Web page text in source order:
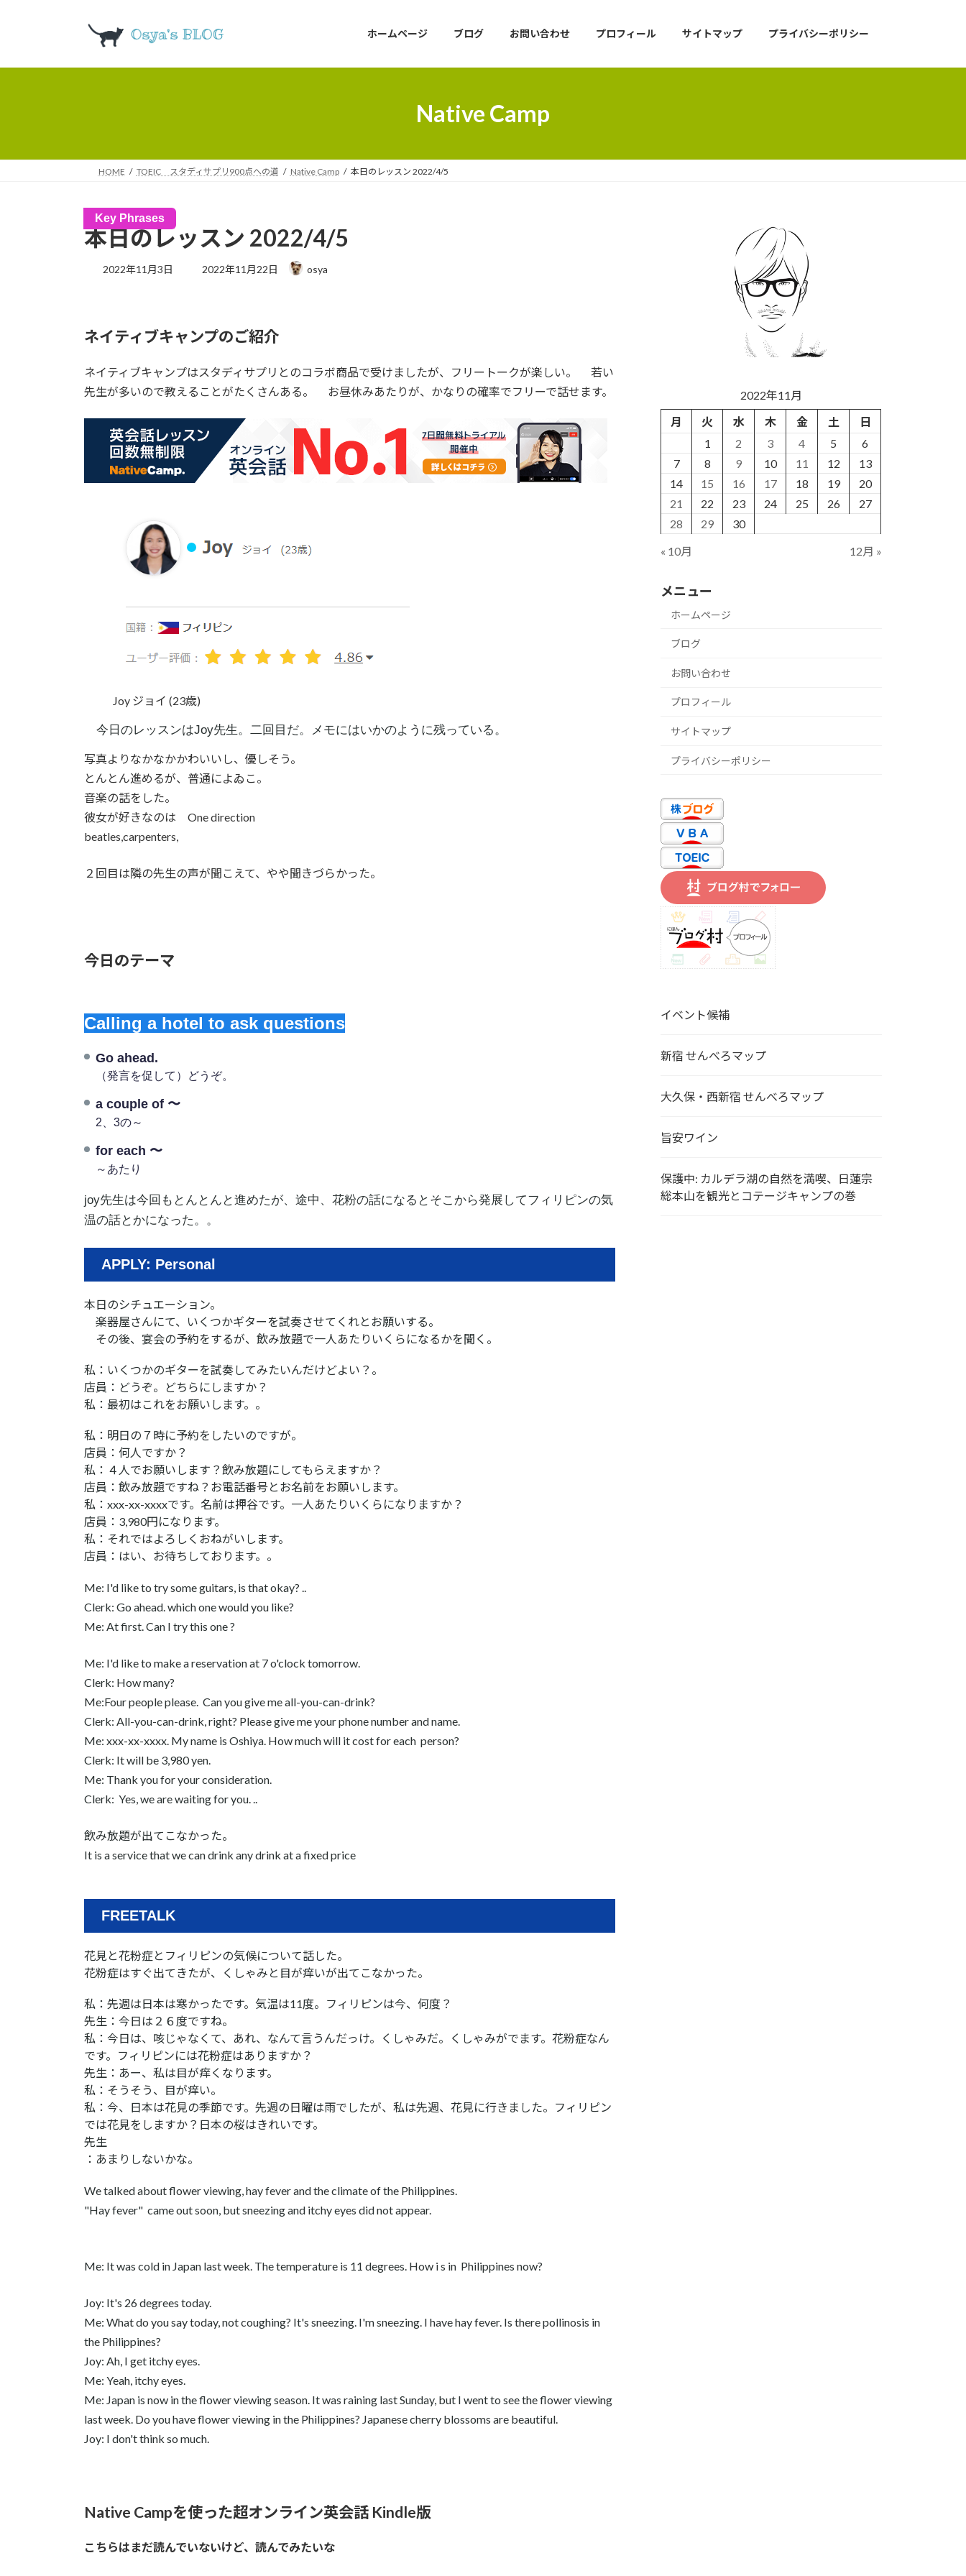
プ
動
ホームページ ブログ お問い合わせ プロフィール サイトマップ プライバシーポリシー
Native Camp
HOME TOEIC スタディサプリ900点への道 Native Camp 本日のレッスン 2022/4/5
本日のレッスン 2022/4/5
2022年11月3日
最
時
2022年11月22日 osya
ネイティブキャンプのご紹介
ネイティブキャンプはスタディサプリとのコラボ商品で受けましたが、フリートークが楽しい。 若い
先生が多いので教えることがたくさんある。 お昼休みあたりが、かなりの確率でフリーで話せます。
Joy ジョイ (23歳)
今日のレッスンはJoy先生。二回目だ。メモにはいかのように残っている。
写真よりなかなかかわいいし、優しそう。
とんとん進めるが、普通によゐこ。
音楽の話をした。
彼女が好きなのは One direction
beatles,carpenters,
２回目は隣の先生の声が聞こえて、やや聞きづらかった。
今日のテーマ
Calling a hotel to ask questions
Key Phrases
Go ahead.
（発言を促して）どうぞ。
a couple of 〜
2、3の～
for each 〜
～あたり
joy先生は今回もとんとんと進めたが、途中、花粉の話になるとそこから発展してフィリピンの気
温の話とかになった。。
APPLY: Personal
本日のシチュエーション。
楽器屋さんにて、いくつかギターを試奏させてくれとお願いする。
その後、宴会の予約をするが、飲み放題で一人あたりいくらになるかを聞く。
私：いくつかのギターを試奏してみたいんだけどよい？。
店員：どうぞ。どちらにしますか？
私：最初はこれをお願いします。。
私：明日の７時に予約をしたいのですが。
店員 ：何人ですか？
私：４人でお願いします？飲み放題にしてもらえますか？
店員：飲み放題ですね？お電話番号とお名前をお願いします。
私：xxx-xx-xxxxです。名前は押谷です。一人あたりいくらになりますか？
店員：3,980円になります。
私：それではよろしくおねがいします。
店員：はい、お待ちしております。。
Me: I'd like to try some guitars, is that okay? ..
Clerk: Go ahead. which one would you like?
Me: At first. Can I try this one ?
Me: I'd like to make a reservation at 7 o'clock tomorrow.
Clerk: How many?
Me:Four people please. Can you give me all-you-can-drink?
Clerk: All-you-can-drink, right? Please give me your phone number and name.
Me: xxx-xx-xxxx. My name is Oshiya. How much will it cost for each person?
Clerk: It will be 3,980 yen.
Me: Thank you for your consideration.
Clerk: Yes, we are waiting for you. ..
飲み放題が出てこなかった。
It is a service that we can drink any drink at a fixed price
FREETALK
花見と花粉症とフィリピンの気候について話した。
花粉症はすぐ出てきたが、くしゃみと目が痒いが出てこなかった。
私：先週は日本は寒かったです。気温は11度。フィリピンは今、何度？
先生：今日は２６度ですね。
私：今日は、咳じゃなくて、あれ、なんて言うんだっけ。くしゃみだ。くしゃみがでます。花粉症なん
です。フィリピンには花粉症はありますか？
先生：あー、私は目が痒くなります。
私：そうそう、目が痒い。
私：今、日本は花見の季節です。先週の日曜は雨でしたが、私は先週、花見に行きました。フィリピン
では花見をしますか？日本の桜はきれいです。
先生
：あまりしないかな。
We talked about flower viewing, hay fever and the climate of the Philippines.
"Hay fever" came out soon, but sneezing and itchy eyes did not appear.
Me: It was cold in Japan last week. The temperature is 11 degrees. How i s in Philippines now?
Joy: It's 26 degrees today.
Me: What do you say today, not coughing? It's sneezing. I'm sneezing. I have hay fever. Is there pollinosis in
the Philippines?
Joy: Ah, I get itchy eyes.
Me: Yeah, itchy eyes.
Me: Japan is now in the flower viewing season. It was raining last Sunday, but I went to see the flower viewing
last week. Do you have flower viewing in the Philippines? Japanese cherry blossoms are beautiful.
Joy: I don't think so much.
Native Campを使った超オンライン英会話 Kindle版
こちらはまだ読んでいないけど、読んでみたいな
2022年11月
月
火 水 木 金 土
日
1
2 3 4 5
6
7
8 9 10 11 12
13
14
15 16 17 18 19
20
21
22 23 24 25 26
27
28
29 30
« 10月 12月 »
メニュー
ホームページ
ブログ
お問い合わせ
プロフィール
サイトマップ
プライバシーポリシー
イベント候補
新宿 せんべろマップ
大久保・西新宿 せんべろマップ
旨安ワイン
保護中: カルデラ湖の自然を満喫、日蓮宗
総本山を観光とコテージキャンプの巻